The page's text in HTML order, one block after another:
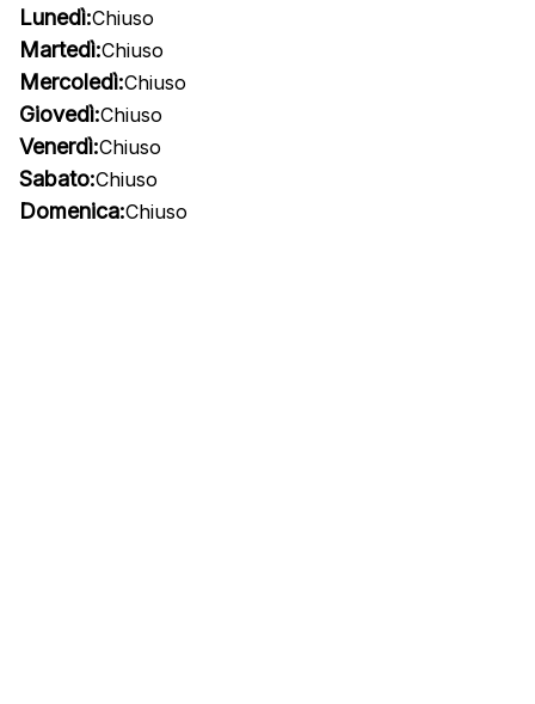
Lunedì:Chiuso
Martedì:Chiuso
Mercoledì:Chiuso
Giovedì:Chiuso
Venerdì:Chiuso
Sabato:Chiuso
Domenica:Chiuso